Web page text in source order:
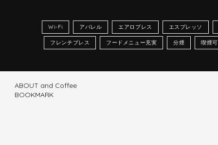
Wi-Fi アパレル エアロプレス エスプレッソ
フレンチプレス フードメニュー充実 分煙 喫煙可
ABOUT and Coffee
BOOKMARK